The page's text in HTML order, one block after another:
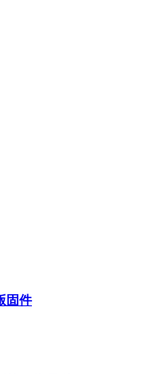
固件